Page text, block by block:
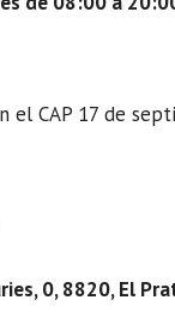
el CAP 17 de
0, 8820, El